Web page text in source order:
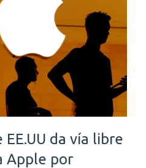
empresas
emergentes
da vía libre
Apple por